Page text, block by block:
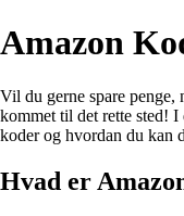
Amazon
Vil du gerne spare penge,
kommet til det rette sted!
koder og hvordan du kan
Hvad er